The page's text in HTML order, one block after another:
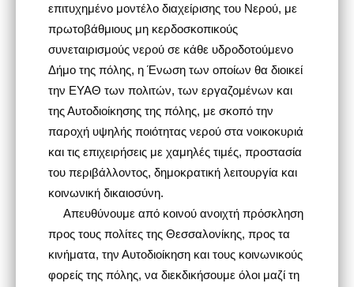
επιτυχημένο μοντέλο διαχείρισης του Νερού, με
πρωτοβάθμιους μη κερδοσκοπικούς
συνεταιρισμούς νερού σε κάθε υδροδοτούμενο
Δήμο της πόλης, η Ένωση των οποίων θα διοικεί
την ΕΥΑΘ των πολιτών, των εργαζομένων και
της Αυτοδιοίκησης της πόλης, με σκοπό την
παροχή υψηλής ποιότητας νερού στα νοικοκυριά
και τις επιχειρήσεις με χαμηλές τιμές, προστασία
του περιβάλλοντος, δημοκρατική λειτουργία και
κοινωνική δικαιοσύνη.
Απευθύνουμε από κοινού ανοιχτή πρόσκληση
προς τους πολίτες της Θεσσαλονίκης, προς τα
κινήματα, την Αυτοδιοίκηση και τους κοινωνικούς
φορείς της πόλης, να διεκδικήσουμε όλοι μαζί τη